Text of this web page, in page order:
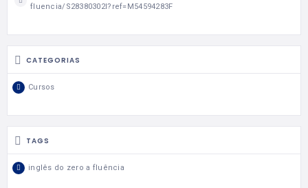
fluencia/S28380302I?ref=M54594283F
CATEGORIAS
Cursos
TAGS
inglês do zero a fluência